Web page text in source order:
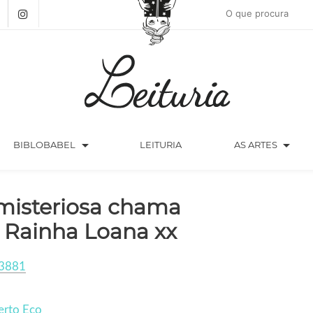
BIBLOBABEL arrow_drop_down LEITURIA AS ARTES arrow_drop_down
chama
Loana xx
Eco